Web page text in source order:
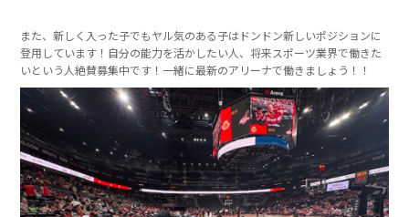
また、新しく入った子でもヤル気のある子はドンドン新しいポジションに
登用しています！自分の能力を活かしたい人、将来スポーツ業界で働きた
いという人絶賛募集中です！一緒に最新のアリーナで働きましょう！！